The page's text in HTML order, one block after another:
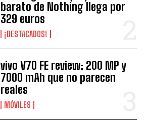
barato de Nothing llega por
329 euros
¡DESTACADOS!
vivo V70 FE review: 200 MP y
7000 mAh que no parecen
reales
MÓVILES